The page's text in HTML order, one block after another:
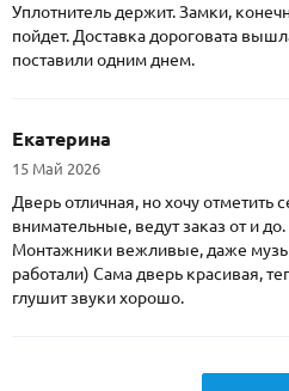
Уплотнитель держит. Замки,
пойдет. Доставка дороговата
поставили одним днем.
Екатерина
15 Май 2026
Дверь отличная, но хочу
внимательные, ведут заказ от и
Монтажники вежливые, даже
работали) Сама дверь красивая,
глушит звуки хорошо.